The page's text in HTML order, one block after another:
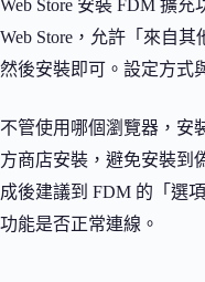
Web Store 安裝 FDM 擴充
Web Store，允許「來自
然後安裝即可。設定方式
不管使用哪個瀏覽器，安
方商店安裝，避免安裝到
成後建議到 FDM 的「選
功能是否正常連線。